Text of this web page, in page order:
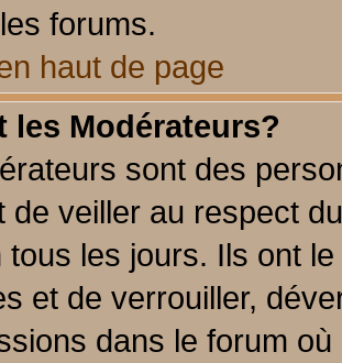
forums.
haut de page
les Modérateurs?
sont des
de veiller au respect
tous les jours. Ils ont
et de verrouiller,
dans le forum